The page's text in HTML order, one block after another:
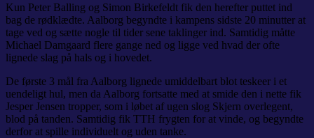
Kun Peter Balling og Simon Birkefeldt fik den herefter puttet ind
bag de rødklædte. Aalborg begyndte i kampens sidste 20 minutter at
tage ved og sætte nogle til tider sene taklinger ind. Samtidig måtte
Michael Damgaard flere gange ned og ligge ved hvad der ofte
lignede slag på hals og i hovedet.
De første 3 mål fra Aalborg lignede umiddelbart blot teskeer i et
uendeligt hul, men da Aalborg fortsatte med at smide den i nette fik
Jesper Jensen tropper, som i løbet af ugen slog Skjern overlegent,
blod på tanden. Samtidig fik TTH frygten for at vinde, og begyndte
derfor at spille individuelt og uden tanke.